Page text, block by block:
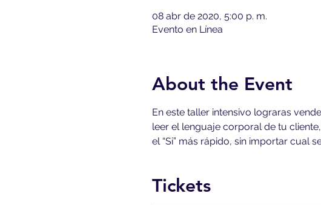
08 abr de 2020, 5:00 p. m.
Evento en Línea
About the Event
En este taller intensivo lograras
leer el lenguaje corporal de tu
el “Si” más rápido, sin importar cual
Tickets